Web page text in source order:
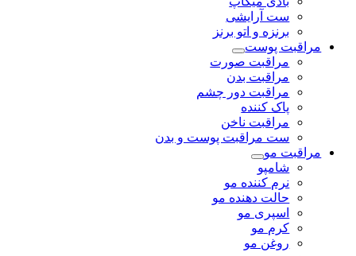
ست آرایشی
برنزه و اتو برنز
مراقبت پوست
مراقبت صورت
مراقبت بدن
مراقبت دور چشم
پاک کننده
مراقبت ناخن
ست مراقبت پوست و بدن
مراقبت مو
شامپو
نرم کننده مو
حالت دهنده مو
اسپری مو
کرم مو
روغن مو